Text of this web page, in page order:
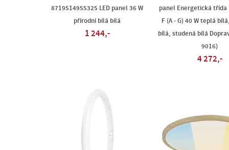
8719514955325 LED panel 36 W
přírodní bílá bílá
1 244,-
panel Energetická třída
F (A - G) 40 W teplá
bílá, studená bílá
9016)
4 272,-